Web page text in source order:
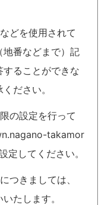
どを使用されて
地番などまで）記
ることができな
ださい。
の設定を行って
takamor
定してください。
つきましては、
たします。